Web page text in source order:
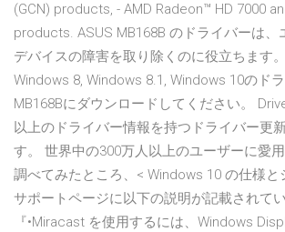
(GCN) products, - AMD Radeon™ HD 7000
products. ASUS MB168B のドライバーは、
デバイスの障害を取り除くのに役立ちます
Windows 8, Windows 8.1, Windows 10のド
MB168Bにダウンロードしてください。
以上のドライバー情報を持つドライバー更
す。 世界中の300万人以上のユーザーに愛用
調べてみたところ、< Windows 10 の仕様と
サポートページに以下の説明が記載されてい
『•Miracast を使用するには、Windows